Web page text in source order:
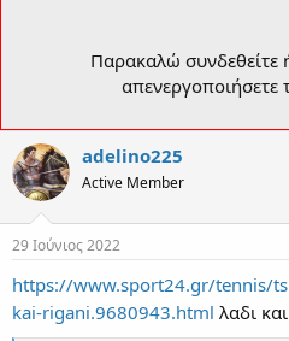
Παρακαλώ συνδεθείτε
απενεργοποιήσετε
adelino225
Active Member
29 Ιούνιος 2022
https://www.sport24.gr/tennis/
kai-rigani.9680943.html λαδι